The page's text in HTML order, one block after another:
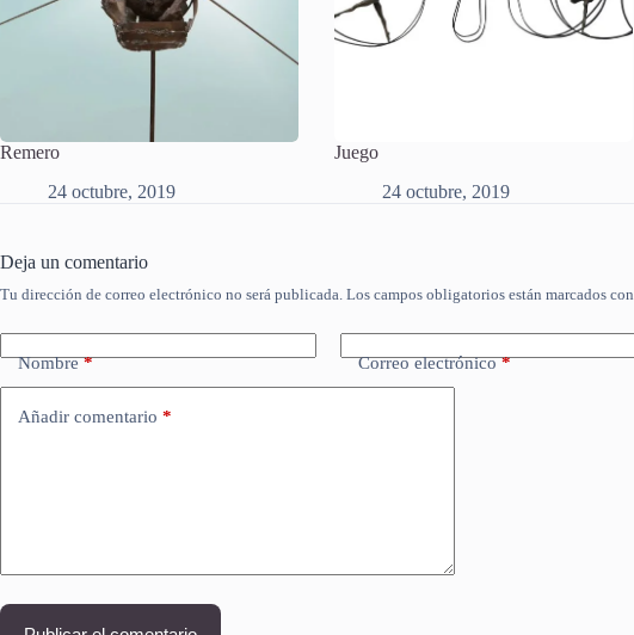
Remero
24 octubre, 2019
Juego
24 octubre, 2019
Deja un comentario
Tu dirección de correo electrónico no será publicada. Los campos obligatorios están marcados con
Nombre* Correo electrónico*
Añadir comentario *